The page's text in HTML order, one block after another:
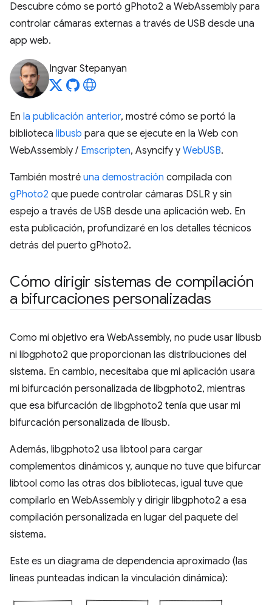
Descubre cómo se portó gPhoto2 a WebAssembly para
controlar cámaras externas a través de USB desde una
app web.
Ingvar Stepanyan
En la publicación anterior, mostré cómo se portó la
biblioteca libusb para que se ejecute en la Web con
WebAssembly / Emscripten, Asyncify y WebUSB.
También mostré una demostración compilada con
gPhoto2 que puede controlar cámaras DSLR y sin
espejo a través de USB desde una aplicación web. En
esta publicación, profundizaré en los detalles técnicos
detrás del puerto gPhoto2.
Cómo dirigir sistemas de compilación
a bifurcaciones personalizadas
Como mi objetivo era WebAssembly, no pude usar libusb
ni libgphoto2 que proporcionan las distribuciones del
sistema. En cambio, necesitaba que mi aplicación usara
mi bifurcación personalizada de libgphoto2, mientras
que esa bifurcación de libgphoto2 tenía que usar mi
bifurcación personalizada de libusb.
Además, libgphoto2 usa libtool para cargar
complementos dinámicos y, aunque no tuve que bifurcar
libtool como las otras dos bibliotecas, igual tuve que
compilarlo en WebAssembly y dirigir libgphoto2 a esa
compilación personalizada en lugar del paquete del
sistema.
Este es un diagrama de dependencia aproximado (las
líneas punteadas indican la vinculación dinámica):